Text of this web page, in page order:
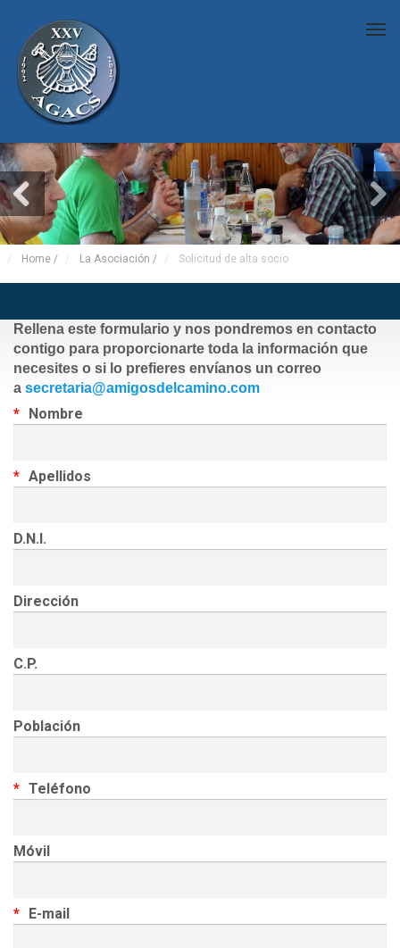
Home / La Asociación / Solicitud de alta socio
Rellena este formulario y nos pondremos en contacto
contigo para proporcionarte toda la información que
necesites o si lo prefieres envíanos un correo
a secretaria@amigosdelcamino.com
Nombre
Apellidos
D.N.I.
Dirección
C.P.
Población
Teléfono
Móvil
E-mail